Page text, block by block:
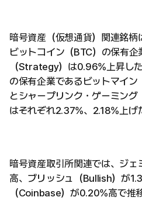
暗号資産（仮想通貨）関連銘柄
ビットコイン（BTC）の保有
（Strategy）は0.96%上昇し
の保有企業であるビットマイン
とシャープリンク・ゲーミン
はそれぞれ2.37%、2.18%上げ
暗号資産取引所関連では、ジ
高、ブリッシュ（Bullish）が
（Coinbase）が0.20%高で推